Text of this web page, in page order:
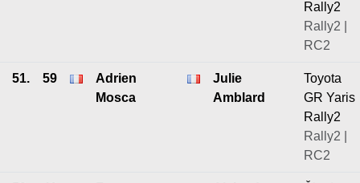
Rally2
Rally2 |
RC2
51. 59
Adrien
Mosca
Julie
Amblard
Toyota
GR Yaris
Rally2
Rally2 |
RC2